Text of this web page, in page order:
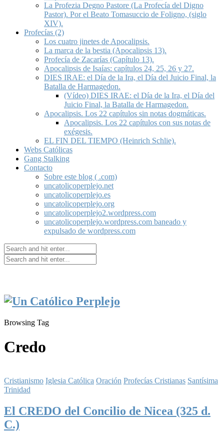
La Profezia Degno Pastore (La Profecía del Digno
Pastor). Por el Beato Tomasuccio de Foligno, (siglo
XIV).
Profecías (2)
Los cuatro jinetes de Apocalipsis.
La marca de la bestia (Apocalipsis 13).
Profecía de Zacarías (Capítulo 13).
Apocalipsis de Isaías: capítulos 24, 25, 26 y 27.
DIES IRAE: el Día de la Ira, el Día del Juicio Final, la
Batalla de Harmagedon.
(Vídeo) DIES IRAE: el Día de la Ira, el Día del
Juicio Final, la Batalla de Harmagedon.
Apocalipsis. Los 22 capítulos sin notas dogmáticas.
Apocalipsis. Los 22 capítulos con sus notas de
exégesis.
EL FIN DEL TIEMPO (Heinrich Schlie).
Webs Católicas
Gang Stalking
Contacto
Sobre este blog ( .com)
uncatolicoperplejo.net
uncatolicoperplejo.es
uncatolicoperplejo.org
uncatolicoperplejo2.wordpress.com
uncatolicoperplejo.wordpress.com baneado y
expulsado de wordpress.com
Browsing Tag
Credo
Cristianismo Iglesia Católica Oración Profecías Cristianas Santísima
Trinidad
El CREDO del Concilio de Nicea (325 d.
C.)